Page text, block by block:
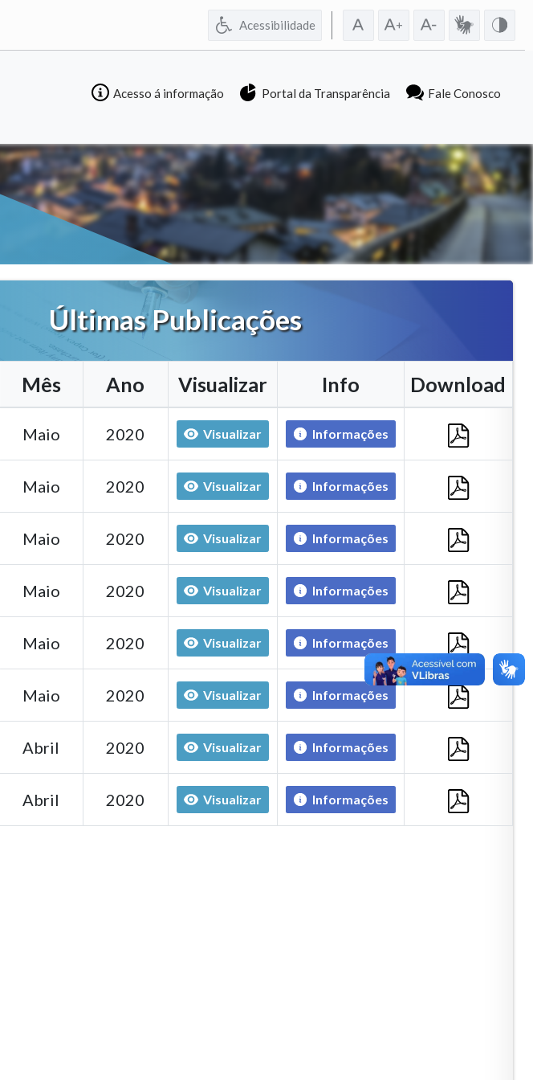
Acessibilidade
Acesso á informação Portal da Transparência Fale Conosco
Últimas Publicações
Mês Ano Visualizar Info Download
Maio 2020 Visualizar Informações
Maio 2020 Visualizar Informações
Maio 2020 Visualizar Informações
Maio 2020 Visualizar Informações
Maio 2020 Visualizar Informações
Maio 2020 Visualizar Informações
Abril 2020 Visualizar Informações
Abril 2020 Visualizar Informações